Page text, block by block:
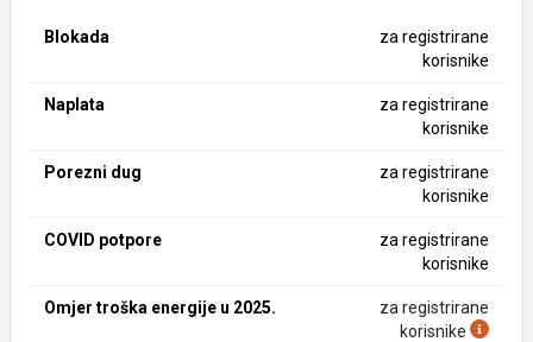
Blokada
za registrirane
korisnike
Naplata
za registrirane
korisnike
Porezni dug
za registrirane
korisnike
COVID potpore
za registrirane
korisnike
Omjer troška energije u 2025.
za registrirane
korisnike